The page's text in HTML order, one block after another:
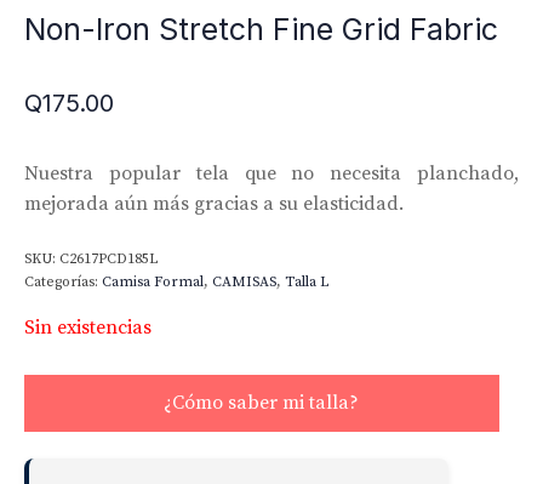
Non-Iron Stretch Fine Grid Fabric
Q175.00
Nuestra popular tela que no necesita planchado,
mejorada aún más gracias a su elasticidad.
SKU: C2617PCD185L
Categorías: Camisa Formal, CAMISAS, Talla L
Sin existencias
¿Cómo saber mi talla?